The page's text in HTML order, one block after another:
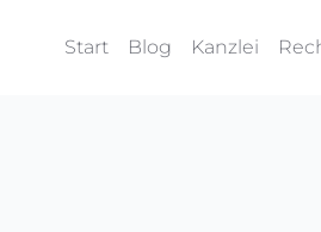
Start Blog Kanzlei